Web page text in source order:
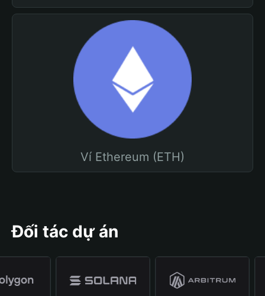
Ví Ethereum (ETH)
Đối tác dự án